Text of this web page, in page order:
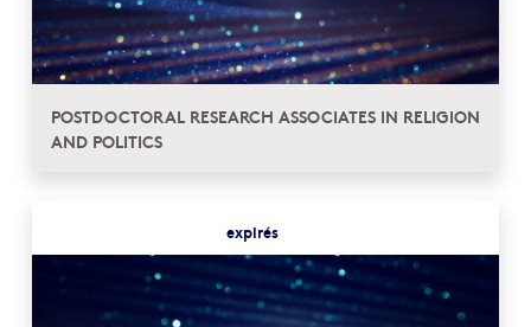
POSTDOCTORAL RESEARCH ASSOCIATES IN RELIGION
AND POLITICS
expirés